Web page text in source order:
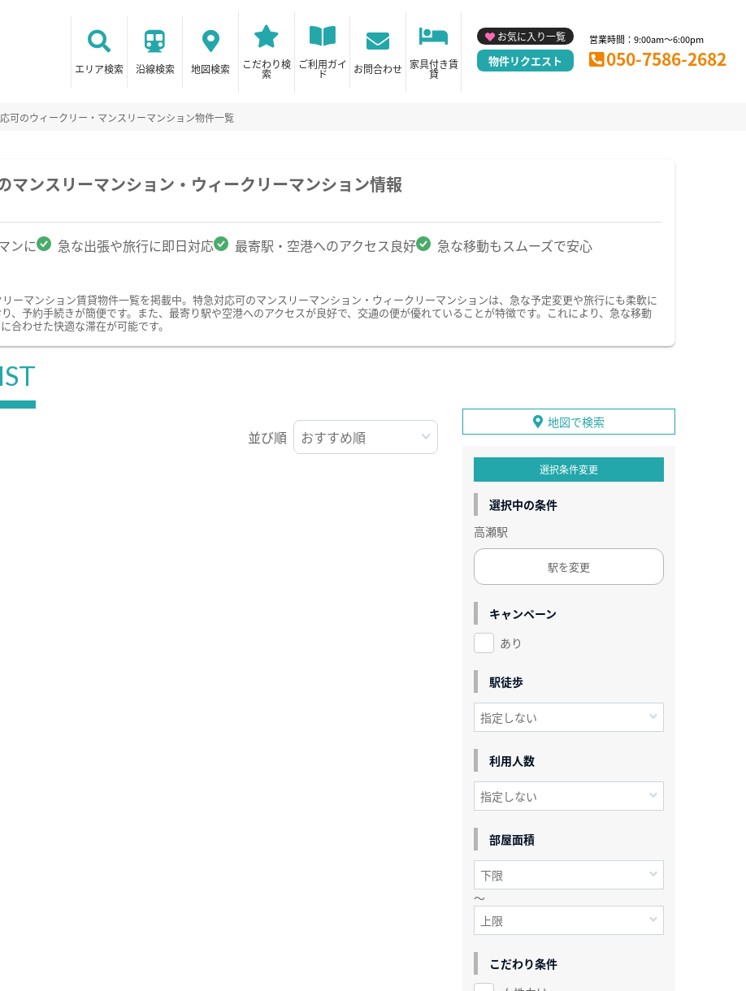
エリア検索 沿線検索 地図検索 こだわり検
索
ご利用ガイ
ド お問合わせ 家具付き賃
貸
お気に入り一覧
物件リクエスト
営業時間：9:00am～6:00pm
050-7586-2682
可のウィークリー・マンスリーマンション物件一覧
マンスリーマンション・ウィークリーマンション情報
ンに 急な出張や旅行に即日対応 最寄駅・空港へのアクセス良好 急な移動もスムーズで安心
ーマンション賃貸物件一覧を掲載中。特急対応可のマンスリーマンション・ウィークリーマンションは、急な予定変更や旅行にも柔軟に
、予約手続きが簡便です。また、最寄り駅や空港へのアクセスが良好で、交通の便が優れていることが特徴です。これにより、急な移動
合わせた快適な滞在が可能です。
並び順
地図で検索
選択条件変更
選択中の条件
高瀬駅
駅を変更
キャンペーン
あり
駅徒歩
利用人数
部屋面積
～
こだわり条件